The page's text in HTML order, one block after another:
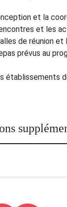
et la
et les
de réunion et
prévus au
établissements